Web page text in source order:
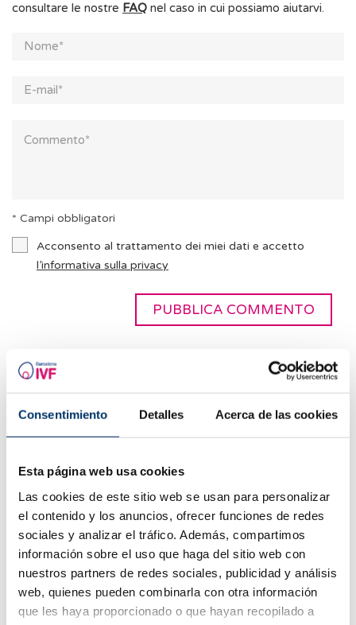
Consentimiento Detalles Acerca de las cookies
Esta página web usa cookies
Las cookies de este sitio web se usan para personalizar
el contenido y los anuncios, ofrecer funciones de redes
sociales y analizar el tráfico. Además, compartimos
información sobre el uso que haga del sitio web con
nuestros partners de redes sociales, publicidad y análisis
web, quienes pueden combinarla con otra información
que les haya proporcionado o que hayan recopilado a
consultare le nostre FAQ nel caso in cui possiamo aiutarvi.
* Campi obbligatori
Acconsento al trattamento dei miei dati e accetto
l’informativa sulla privacy
I più letti
Posso scoprire quale gruppo sanguigno avrà il mio
bambino?